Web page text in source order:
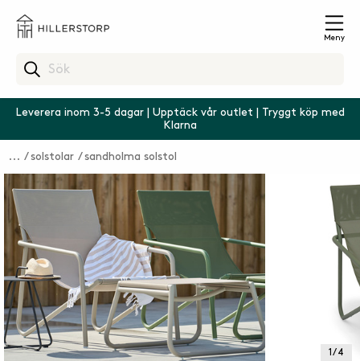
Meny
Leverera inom 3-5 dagar | Upptäck vår outlet | Tryggt köp med
Klarna
solstolar sandholma solstol
1 / 4